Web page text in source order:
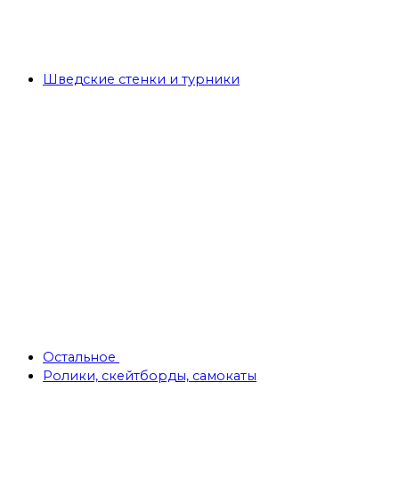
Шведские стенки и турники
Остальное
Ролики, скейтборды, самокаты